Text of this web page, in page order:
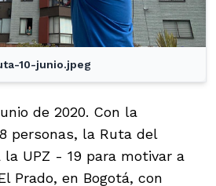
10-junio.jpeg
de 2020. Con la
personas, la Ruta del
UPZ - 19 para motivar a
Prado, en Bogotá, con